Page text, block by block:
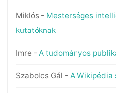
Miklós- Mesterséges
kutatóknak
Imre - A tudományos
Szabolcs Gál - A Wikipédia